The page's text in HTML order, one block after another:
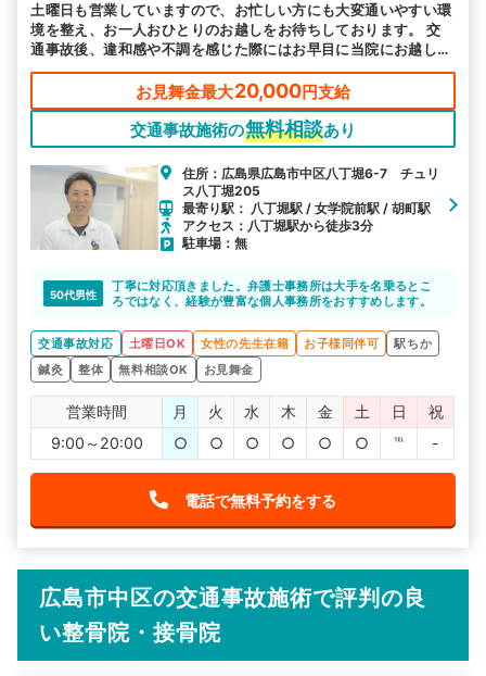
土曜日も営業していますので、お忙しい方にも大変通いやすい環
境を整え、お一人おひとりのお越しをお待ちしております。 交
通事故後、違和感や不調を感じた際にはお早目に当院にお越し下
さい。交通事故に特化した施術で対応します。
お見舞金最大20,000円支給
交通事故施術の無料相談あり
住所：広島県広島市中区八丁堀6-7 チュリ
ス八丁堀205
最寄り駅： 八丁堀駅 / 女学院前駅 / 胡町駅
アクセス：八丁堀駅から徒歩3分
駐車場：無
50代男性
丁寧に対応頂きました。弁護士事務所は大手を名乗るとこ
ろではなく、経験が豊富な個人事務所をおすすめします。
交通事故対応 土曜日OK 女性の先生在籍 お子様同伴可
駅ちか
鍼灸
整体 無料相談OK お見舞金
営業時間 月 火 水 木 金 土 日
祝
9:00～20:00
○ ○ ○ ○ ○ ○ ℡ -
電話で無料予約をする
広島市中区の交通事故施術で評判の良
い整骨院・接骨院